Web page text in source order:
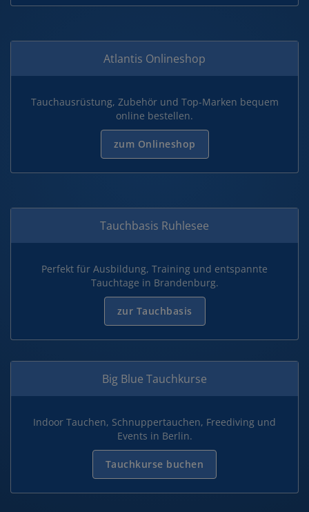
Atlantis Onlineshop
Tauchausrüstung, Zubehör und Top-Marken bequem
online bestellen.
zum Onlineshop
Tauchbasis Ruhlesee
Perfekt für Ausbildung, Training und entspannte
Tauchtage in Brandenburg.
zur Tauchbasis
Big Blue Tauchkurse
Indoor Tauchen, Schnuppertauchen, Freediving und
Events in Berlin.
Tauchkurse buchen